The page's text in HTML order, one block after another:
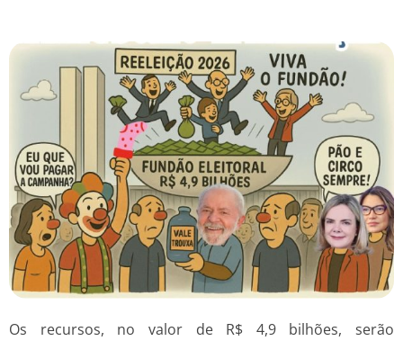
Os recursos, no valor de R$ 4,9 bilhões, serão